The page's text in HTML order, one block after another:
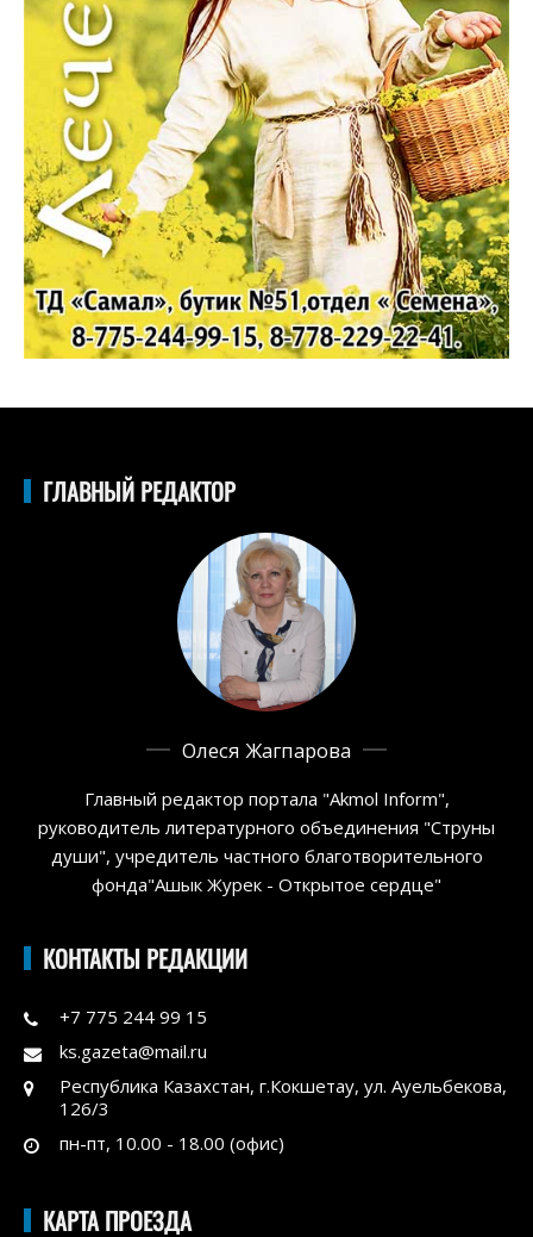
ГЛАВНЫЙ РЕДАКТОР
Олеся Жагпарова
Главный редактор портала "Akmol Inform",
руководитель литературного объединения "Струны
души", учредитель частного благотворительного
фонда"Ашык Журек - Открытое сердце"
КОНТАКТЫ РЕДАКЦИИ
+7 775 244 99 15
ks.gazeta@mail.ru
Республика Казахстан, г.Кокшетау, ул. Ауельбекова,
126/3
пн-пт, 10.00 - 18.00 (офис)
КАРТА ПРОЕЗДА